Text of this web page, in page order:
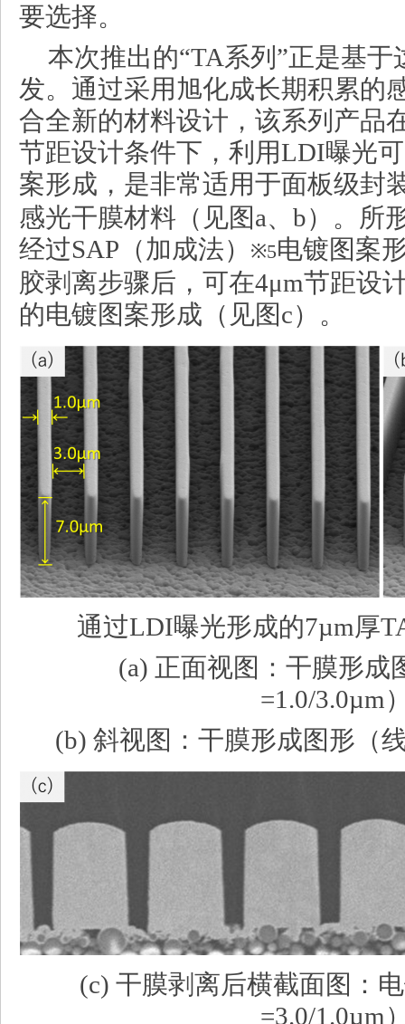
要选择。
本次推出的“TA系列”正是基
发。通过采用旭化成长期积累的
合全新的材料设计，该系列产品
节距设计条件下，利用LDI曝光
案形成，是非常适用于面板级封
感光干膜材料（见图a、b）。所
经过SAP（加成法）
※5电镀图案
胶剥离步骤后，可在4μm节距设
的电镀图案形成（见图c）。
通过LDI曝光形成的7µm厚
(a) 正面视图：干膜形成
=1.0/3.0µm
(b) 斜视图：干膜形成图形（
(c) 干膜剥离后横截面图：
=3.0/1.0µm